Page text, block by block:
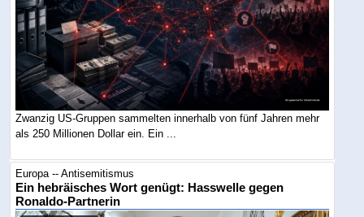
Zwanzig US-Gruppen sammelten innerhalb von fünf Jahren mehr
als 250 Millionen Dollar ein. Ein ...
Europa -- Antisemitismus
Ein hebräisches Wort genügt: Hasswelle gegen
Ronaldo-Partnerin